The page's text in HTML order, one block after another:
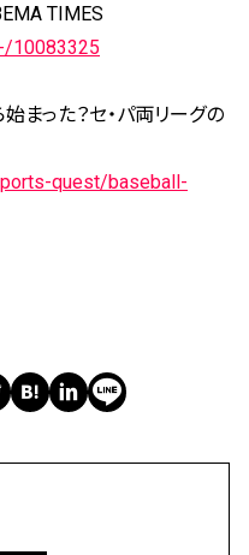
TIMES
10083325
まった？セ・パ両リーグの
quest/baseball-